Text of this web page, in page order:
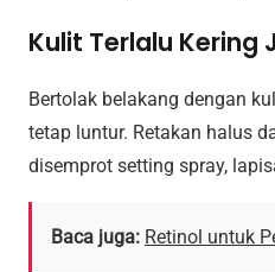
Kulit Terlalu Kering
Bertolak belakang dengan
tetap luntur. Retakan halus
disemprot setting spray,
Baca juga: Retinol untuk